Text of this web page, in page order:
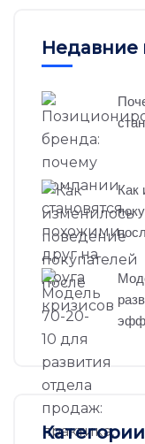
Недавние
Как
Категории